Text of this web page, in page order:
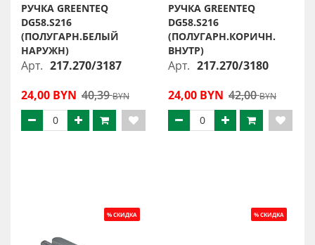
РУЧКА GREENTEQ
DG58.S216
(ПОЛУГАРН.БЕЛЫЙ
НАРУЖН)
Арт. 217.270/3187
24,00 BYN 40,39BYN
РУЧКА GREENTEQ
DG58.S216
(ПОЛУГАРН.КОРИЧН.
ВНУТР)
Арт. 217.270/3180
24,00 BYN 42,00BYN